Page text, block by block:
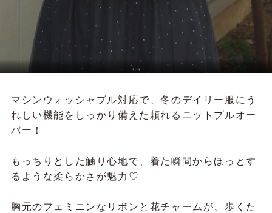
ミント
マシンウォッシャブル対応で、冬のデイリー服にう
れしい機能をしっかり備えた頼れるニットプルオー
バー！
もっちりとした触り心地で、着た瞬間からほっとす
るような柔らかさが魅力♡
胸元のフェミニンなリボンと花チャームが、歩くた